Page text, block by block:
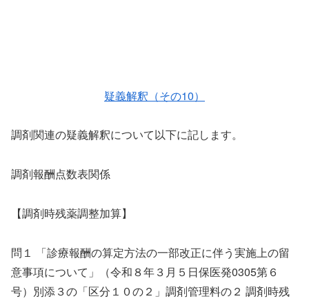
疑義解釈（その10）
調剤関連の疑義解釈について以下に記します。
調剤報酬点数表関係
【調剤時残薬調整加算】
問１ 「診療報酬の算定方法の一部改正に伴う実施上の留
意事項について」（令和８年３月５日保医発0305第６
号）別添３の「区分１０の２」調剤管理料の２ 調剤時残